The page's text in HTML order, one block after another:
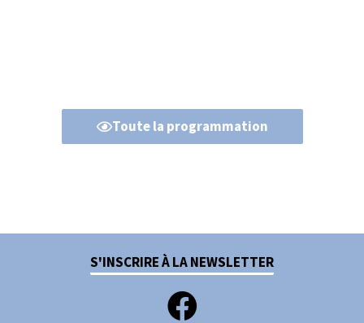
Toute la programmation
S'INSCRIRE À LA NEWSLETTER